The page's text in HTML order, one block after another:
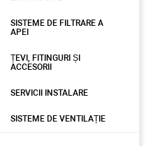
SISTEME DE FILTRARE A
APEI
ȚEVI, FITINGURI ȘI
ACCESORII
SERVICII INSTALARE
SISTEME DE VENTILAȚIE